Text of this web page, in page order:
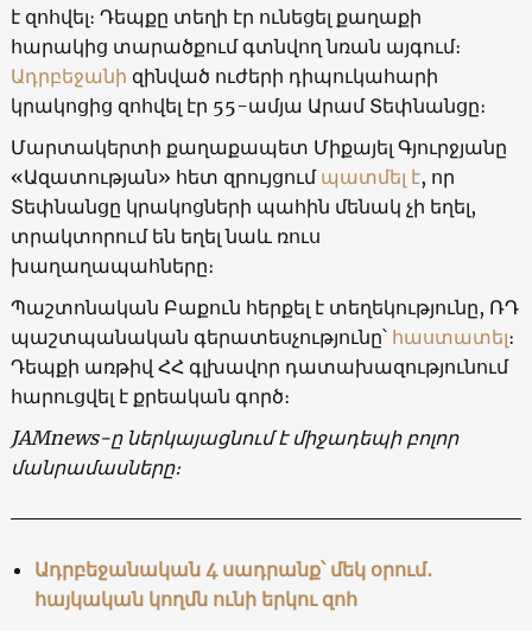
է զոհվել։ Դեպքը տեղի էր ունեցել քաղաքի
հարակից տարածքում գտնվող նռան այգում։
Ադրբեջանի զինված ուժերի դիպուկահարի
կրակոցից զոհվել էր 55-ամյա Արամ Տեփնանցը։
Մարտակերտի քաղաքապետ Միքայել Գյուրջյանը
«Ազատության» հետ զրույցում պատմել է, որ
Տեփնանցը կրակոցների պահին մենակ չի եղել,
տրակտորում են եղել նաև ռուս
խաղաղապահները։
Պաշտոնական Բաքուն հերքել է տեղեկությունը, ՌԴ
պաշտպանական գերատեսչությունը՝ հաստատել։
Դեպքի առթիվ ՀՀ գլխավոր դատախազությունում
հարուցվել է քրեական գործ։
JAMnews-ը ներկայացնում է միջադեպի բոլոր
մանրամասները։
Ադրբեջանական 4 սադրանք՝ մեկ օրում․
հայկական կողմն ունի երկու զոհ